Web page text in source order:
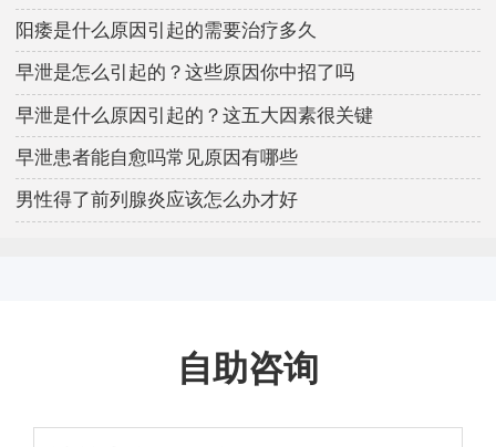
阳痿是什么原因引起的需要治疗多久
早泄是怎么引起的？这些原因你中招了吗
早泄是什么原因引起的？这五大因素很关键
早泄患者能自愈吗常见原因有哪些
男性得了前列腺炎应该怎么办才好
自助咨询